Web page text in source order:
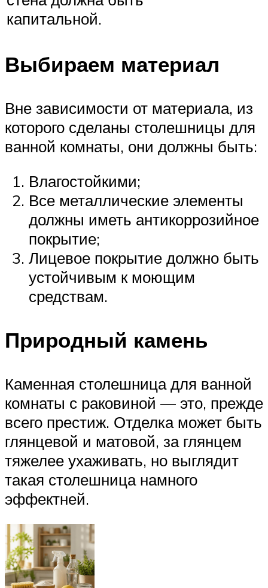
капитальной.
Выбираем материал
Вне зависимости от материала, из
которого сделаны столешницы для
ванной комнаты, они должны быть:
Влагостойкими;
Все металлические элементы
должны иметь антикоррозийное
покрытие;
Лицевое покрытие должно быть
устойчивым к моющим
средствам.
Природный камень
Каменная столешница для ванной
комнаты с раковиной — это, прежде
всего престиж. Отделка может быть
глянцевой и матовой, за глянцем
тяжелее ухаживать, но выглядит
такая столешница намного
эффектней.